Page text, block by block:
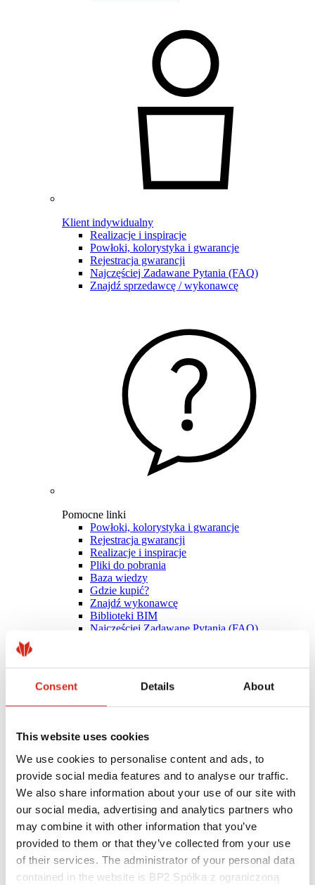
Consent Details About
This website uses cookies
We use cookies to personalise content and ads, to
provide social media features and to analyse our traffic.
We also share information about your use of our site with
our social media, advertising and analytics partners who
may combine it with other information that you’ve
provided to them or that they’ve collected from your use
of their services. The administrator of your personal data
contained in the website is BP2 Spółka z ograniczoną
Klient indywidualny
Realizacje i inspiracje
Powłoki, kolorystyka i gwarancje
Rejestracja gwarancji
Najczęściej Zadawane Pytania (FAQ)
Znajdź sprzedawcę / wykonawcę
Pomocne linki
Powłoki, kolorystyka i gwarancje
Rejestracja gwarancji
Realizacje i inspiracje
Pliki do pobrania
Baza wiedzy
Gdzie kupić?
Znajdź wykonawcę
Biblioteki BIM
Najczęściej Zadawane Pytania (FAQ)
Dystrybutorzy